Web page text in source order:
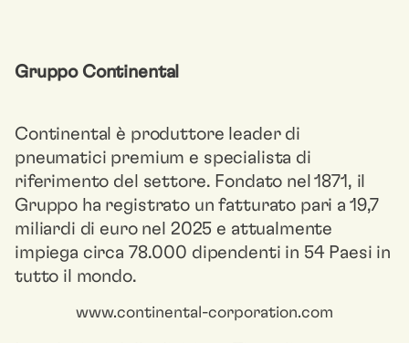
Gruppo Continental
Continental è produttore leader di
pneumatici premium e specialista di
riferimento del settore. Fondato nel 1871, il
Gruppo ha registrato un fatturato pari a 19,7
miliardi di euro nel 2025 e attualmente
impiega circa 78.000 dipendenti in 54 Paesi in
tutto il mondo.
www.continental-corporation.com